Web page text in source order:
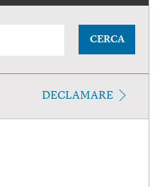
CERCA
DECLAMARE